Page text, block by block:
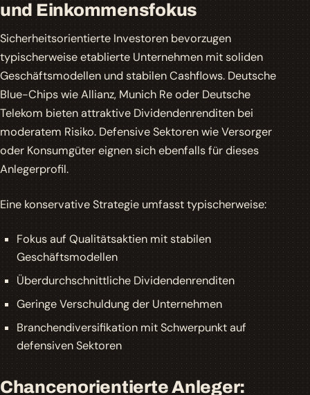
und Einkommensfokus
Sicherheitsorientierte Investoren bevorzugen
typischerweise etablierte Unternehmen mit soliden
Geschäftsmodellen und stabilen Cashflows. Deutsche
Blue-Chips wie Allianz, Munich Re oder Deutsche
Telekom bieten attraktive Dividendenrenditen bei
moderatem Risiko. Defensive Sektoren wie Versorger
oder Konsumgüter eignen sich ebenfalls für dieses
Anlegerprofil.
Eine konservative Strategie umfasst typischerweise:
Fokus auf Qualitätsaktien mit stabilen
Geschäftsmodellen
Überdurchschnittliche Dividendenrenditen
Geringe Verschuldung der Unternehmen
Branchendiversifikation mit Schwerpunkt auf
defensiven Sektoren
Chancenorientierte Anleger: